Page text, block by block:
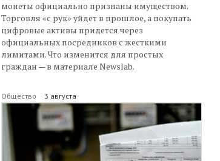
монеты официально признаны имуществом.
Торговля «с рук» уйдет в прошлое, а покупать
цифровые активы придется через
официальных посредников с жесткими
лимитами. Что изменится для простых
граждан — в материале Newslab.
Общество 3 августа